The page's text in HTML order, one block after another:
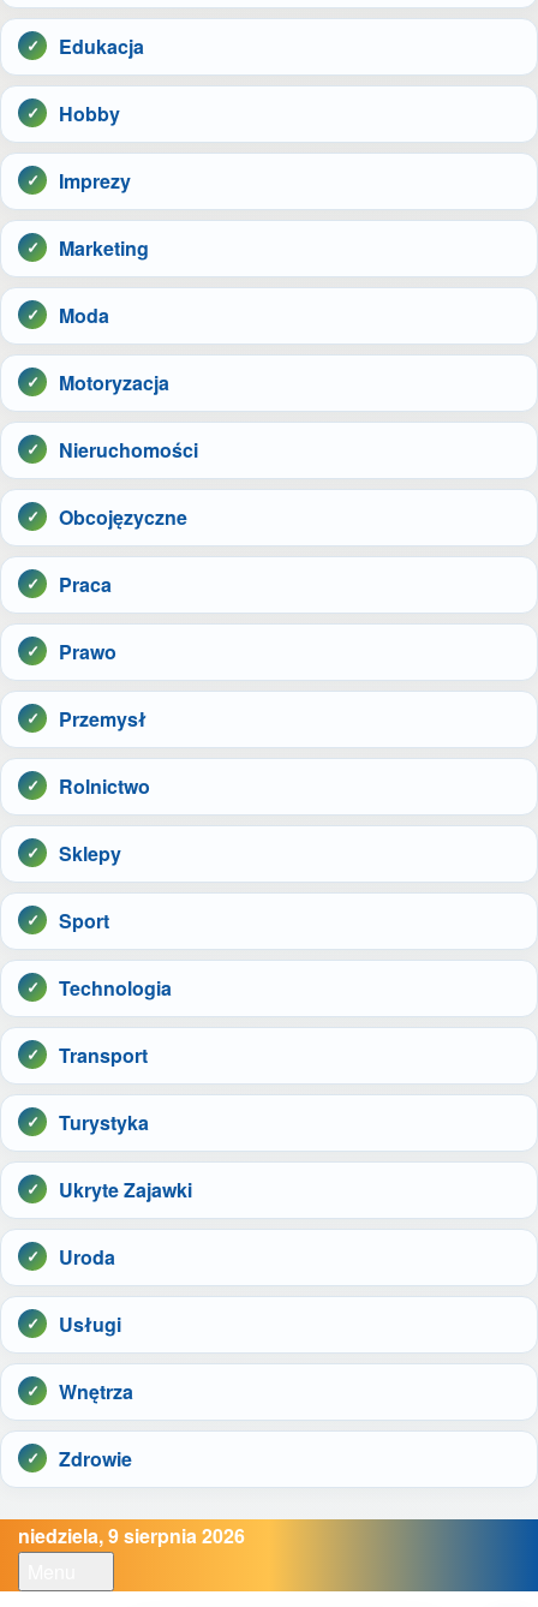
Edukacja
Hobby
Imprezy
Marketing
Moda
Motoryzacja
Nieruchomości
Obcojęzyczne
Praca
Prawo
Przemysł
Rolnictwo
Sklepy
Sport
Technologia
Transport
Turystyka
Ukryte Zajawki
Uroda
Usługi
Wnętrza
Zdrowie
niedziela, 9 sierpnia 2026